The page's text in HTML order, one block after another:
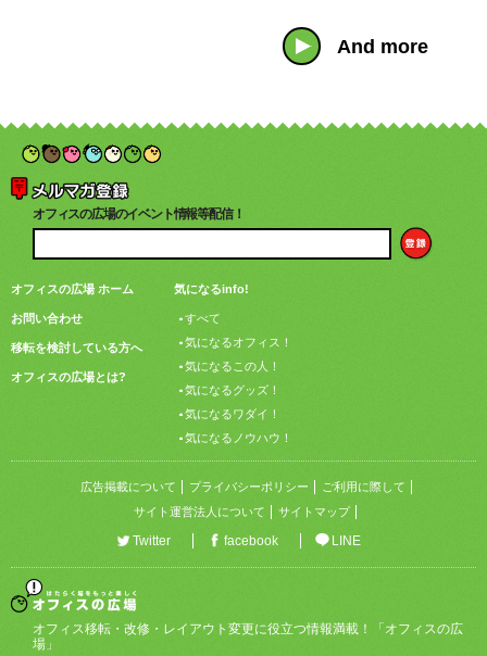
And more
オフィスの広場のイベント情報等配信！
オフィスの広場 ホーム
お問い合わせ
移転を検討している方へ
オフィスの広場とは?
気になるinfo!
すべて
気になるオフィス！
気になるこの人！
気になるグッズ！
気になるワダイ！
気になるノウハウ！
広告掲載について プライバシーポリシー
ご利用に際して
サイト運営法人について
サイトマップ
Twitter facebook LINE
オフィス移転・改修・レイアウト変更に役立つ情報満載！「オフィスの広
場」